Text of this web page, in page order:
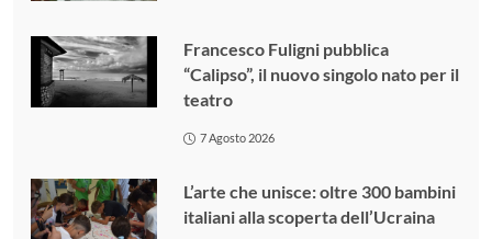
Francesco Fuligni pubblica
“Calipso”, il nuovo singolo nato per il
teatro
7 Agosto 2026
L’arte che unisce: oltre 300 bambini
italiani alla scoperta dell’Ucraina